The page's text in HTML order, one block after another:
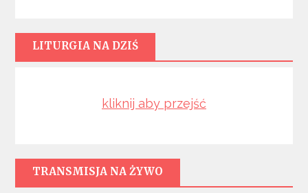
LITURGIA NA DZIŚ
kliknij aby przejść
TRANSMISJA NA ŻYWO